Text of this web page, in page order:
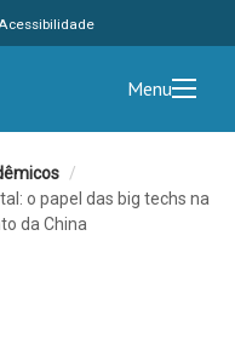
Acessibilidade
Menu
/
o papel das big techs na
da China